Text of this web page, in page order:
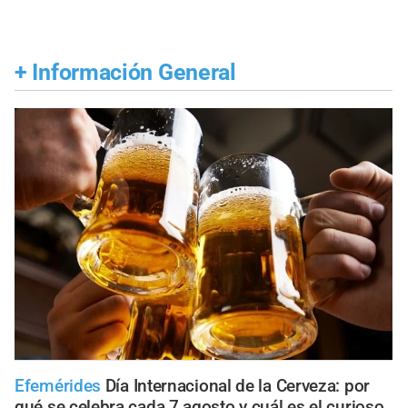
+ Información General
Efemérides Día Internacional de la Cerveza: por